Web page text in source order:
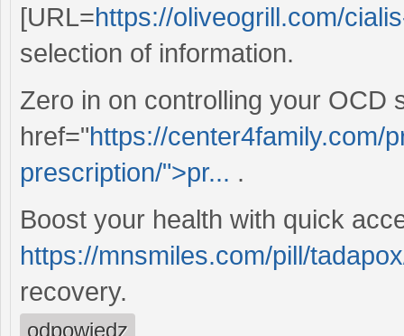
[URL=https://oliveogrill.com/
selection of information.
Zero in on controlling your OCD
href="https://center4family.com/
prescription/">pr... .
Boost your health with quick
https://mnsmiles.com/pill/
recovery.
odpowiedz